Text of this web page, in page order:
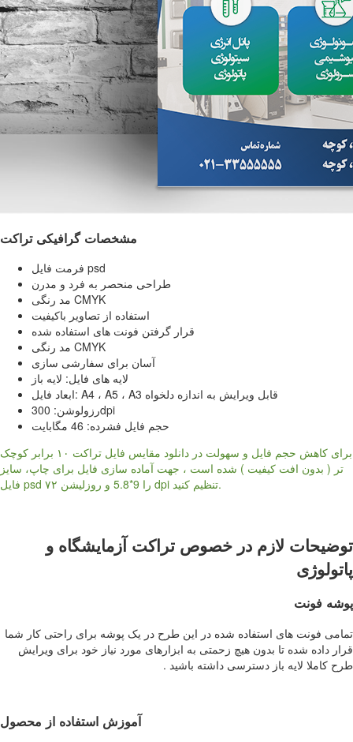
مشخصات گرافیکی تراکت
فرمت فایل psd
طراحی منحصر به فرد و مدرن
مد رنگی CMYK
استفاده از تصاویر باکیفیت
قرار گرفتن فونت های استفاده شده
مد رنگی CMYK
آسان برای سفارشی سازی
لایه های فایل: لایه باز
ابعاد فایل: A4 ، A5 ، A3 قابل ویرایش به اندازه دلخواه
رزولوشن: 300dpi
حجم فایل فشرده: 46 مگابایت
برای کاهش حجم فایل و سهولت در دانلود مقایس فایل تراکت ۱۰ برابر کوچک
تر ( بدون افت کیفیت ) شده است ، جهت آماده سازی فایل برای چاپ، سایز
فایل psd را 9*5.8 و روزلیشن ۷۲ dpi تنظیم کنید.
توضیحات لازم در خصوص تراکت آزمایشگاه و
پاتولوژی
پوشه فونت
تمامی فونت های استفاده شده در این طرح در یک پوشه برای راحتی کار شما
قرار داده شده تا بدون هیچ زحمتی به ابزارهای مورد نیاز خود برای ویرایش
طرح کاملا لایه باز دسترسی داشته باشید .
آموزش استفاده از محصول